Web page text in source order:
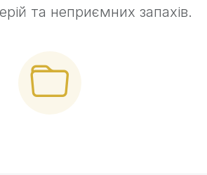
та неприємних запахів.